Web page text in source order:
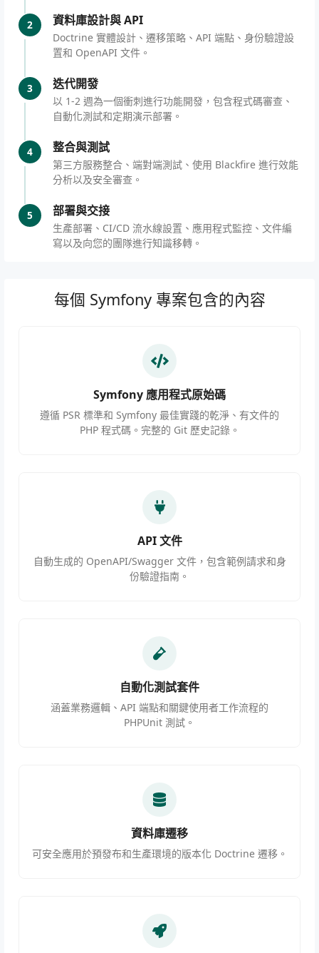
2 資料庫設計與 API
Doctrine 實體設計、遷移策略、API 端點、身份驗證設
置和 OpenAPI 文件。
3 迭代開發
以 1-2 週為一個衝刺進行功能開發，包含程式碼審查、
自動化測試和定期演示部署。
4 整合與測試
第三方服務整合、端對端測試、使用 Blackfire 進行效能
分析以及安全審查。
5 部署與交接
生產部署、CI/CD 流水線設置、應用程式監控、文件編
寫以及向您的團隊進行知識移轉。
每個 Symfony 專案包含的內容
Symfony 應用程式原始碼
遵循 PSR 標準和 Symfony 最佳實踐的乾淨、有文件的
PHP 程式碼。完整的 Git 歷史記錄。
API 文件
自動生成的 OpenAPI/Swagger 文件，包含範例請求和身
份驗證指南。
自動化測試套件
涵蓋業務邏輯、API 端點和關鍵使用者工作流程的
PHPUnit 測試。
資料庫遷移
可安全應用於預發布和生產環境的版本化 Doctrine 遷移。